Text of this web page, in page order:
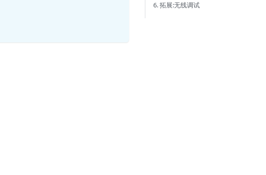
6. 拓展:无线调试